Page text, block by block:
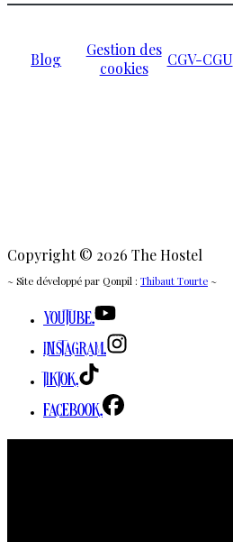
Blog
Gestion des
cookies
CGV-CGU
Copyright © 2026 The Hostel
~ Site développé par Qonpil : Thibaut Tourte ~
Youtube.
Instagram.
TikTok.
Facebook.